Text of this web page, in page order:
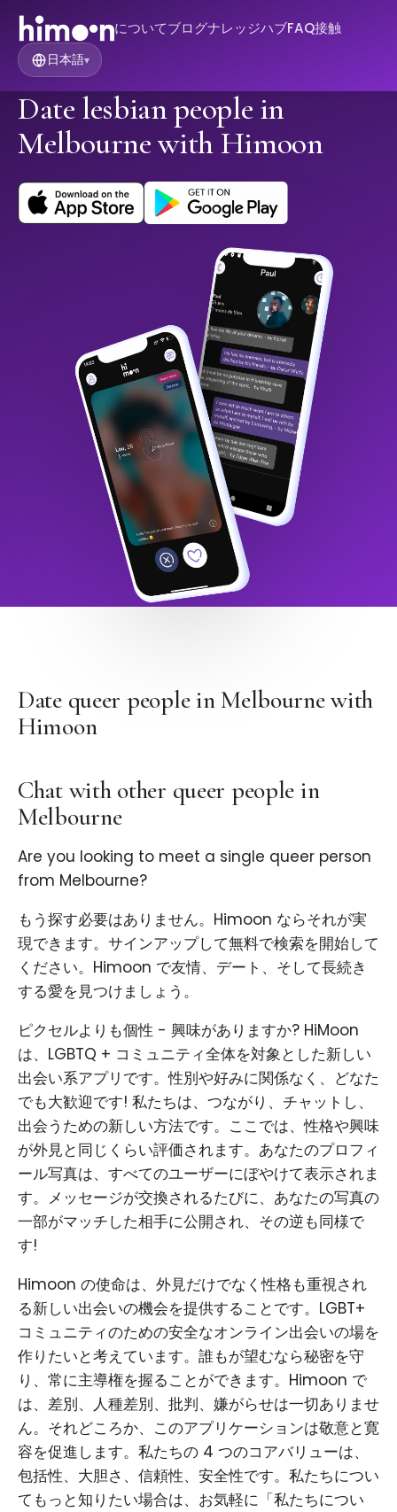
についてブログナレッジハブFAQ接触
日本語▾
Date lesbian people in
Melbourne with Himoon
Date queer people in Melbourne with
Himoon
Chat with other queer people in
Melbourne
Are you looking to meet a single queer person
from Melbourne?
もう探す必要はありません。Himoon ならそれが実
現できます。サインアップして無料で検索を開始して
ください。Himoon で友情、デート、そして長続き
する愛を見つけましょう。
ピクセルよりも個性 - 興味がありますか? HiMoon
は、LGBTQ + コミュニティ全体を対象とした新しい
出会い系アプリです。性別や好みに関係なく、どなた
でも大歓迎です! 私たちは、つながり、チャットし、
出会うための新しい方法です。ここでは、性格や興味
が外見と同じくらい評価されます。あなたのプロフィ
ール写真は、すべてのユーザーにぼやけて表示されま
す。メッセージが交換されるたびに、あなたの写真の
一部がマッチした相手に公開され、その逆も同様で
す!
Himoon の使命は、外見だけでなく性格も重視され
る新しい出会いの機会を提供することです。LGBT+
コミュニティのための安全なオンライン出会いの場を
作りたいと考えています。誰もが望むなら秘密を守
り、常に主導権を握ることができます。Himoon で
は、差別、人種差別、批判、嫌がらせは一切ありませ
ん。それどころか、このアプリケーションは敬意と寛
容を促進します。私たちの 4 つのコアバリューは、
包括性、大胆さ、信頼性、安全性です。私たちについ
てもっと知りたい場合は、お気軽に「私たちについ